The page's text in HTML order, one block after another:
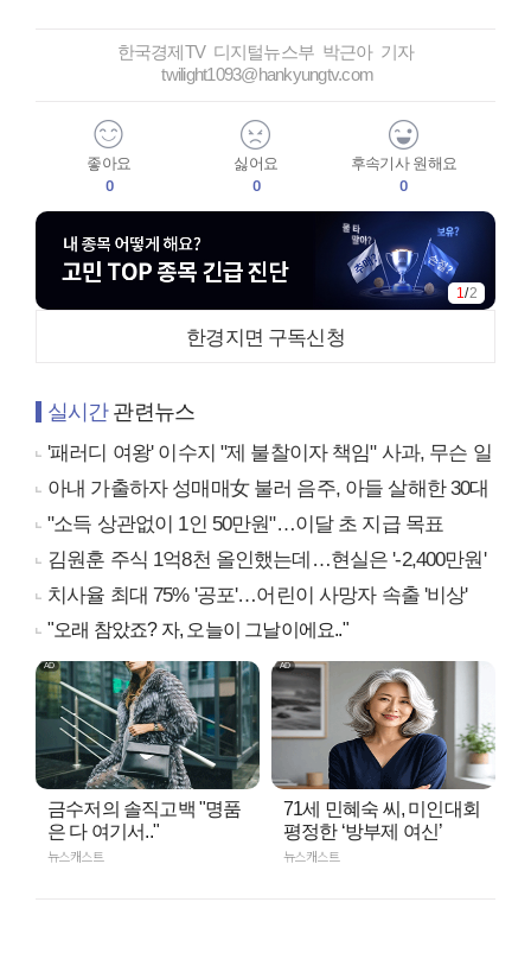
한국경제TV 디지털뉴스부 박근아 기자
twilight1093@hankyungtv.com
좋아요
0
싫어요
0
후속기사 원해요
0
1/2
한경지면 구독신청
실시간관련뉴스
'패러디 여왕' 이수지 "제 불찰이자 책임" 사과, 무슨 일
아내 가출하자 성매매女 불러 음주, 아들 살해한 30대
"소득 상관없이 1인 50만원"…이달 초 지급 목표
김원훈 주식 1억8천 올인했는데…현실은 '-2,400만원'
치사율 최대 75% '공포'…어린이 사망자 속출 '비상'
"오래 참았죠? 자, 오늘이 그날이에요.."
금수저의 솔직고백 "명품
은 다 여기서.."
뉴스캐스트
71세 민혜숙 씨, 미인대회
평정한 ‘방부제 여신’
뉴스캐스트